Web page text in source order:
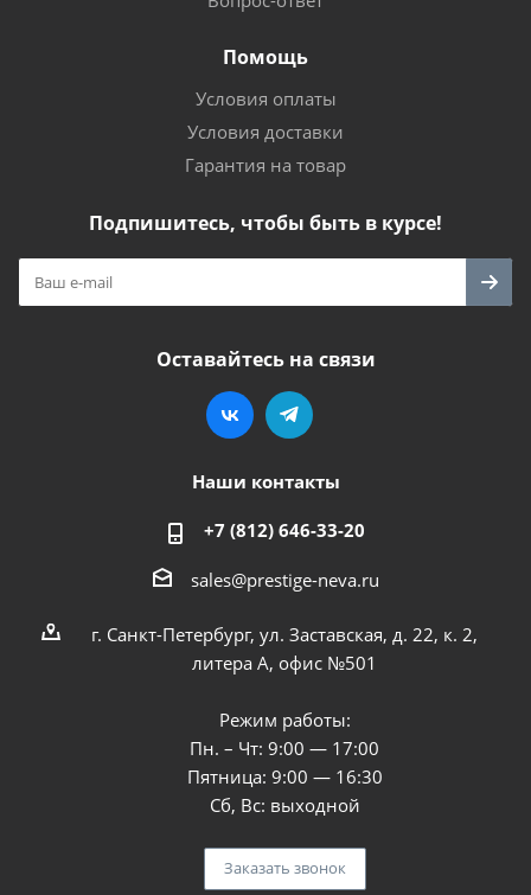
Помощь
Условия оплаты
Условия доставки
Гарантия на товар
Подпишитесь, чтобы быть в курсе!
Оставайтесь на связи
Наши контакты
+7 (812) 646-33-20
sales@prestige-neva.ru
г. Санкт-Петербург, ул. Заставская, д. 22, к. 2,
литера А, офис №501
Режим работы:
Пн. – Чт: 9:00 — 17:00
Пятница: 9:00 — 16:30
Сб, Вс: выходной
Заказать звонок